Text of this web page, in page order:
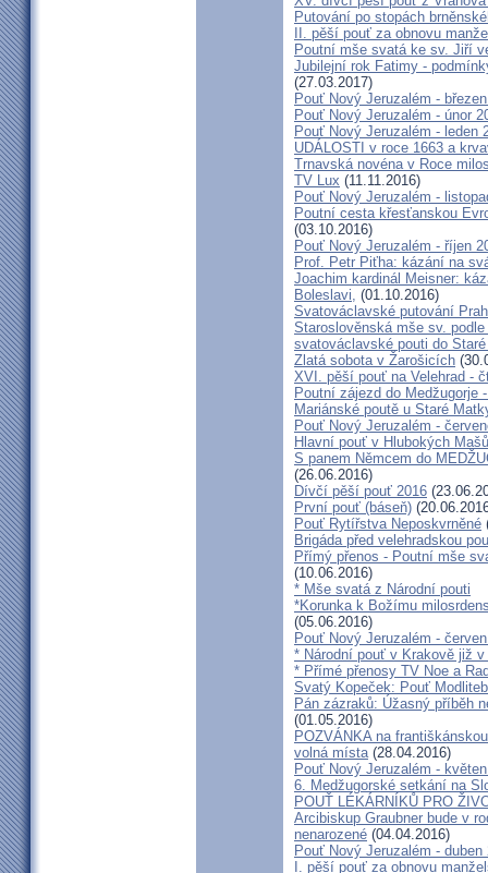
Putování po stopách
II. pěší pouť za obnovu
Poutní mše svatá ke sv. Jiří
Jubilejní rok Fatimy -
(27.03.2017)
Pouť Nový Jeruzalém -
Pouť Nový Jeruzalém - únor
Pouť Nový Jeruzalém - leden
UDÁLOSTI v roce 1663 a
Trnavská novéna v Roce
TV Lux (11.11.2016)
Pouť Nový Jeruzalém -
Poutní cesta křesťanskou
(03.10.2016)
Pouť Nový Jeruzalém - říjen
Prof. Petr Piťha: kázání na
Joachim kardinál Meisner:
Boleslavi, (01.10.2016)
Svatováclavské putování
Staroslověnská mše sv.
svatováclavské pouti do
Zlatá sobota v Žarošicích
XVI. pěší pouť na Velehrad -
Poutní zájezd do Medžugorje
Mariánské poutě u Staré
Pouť Nový Jeruzalém -
Hlavní pouť v Hlubokých
S panem Němcem do
(26.06.2016)
Dívčí pěší pouť 2016
První pouť (báseň)
Pouť Rytířstva Neposkvrněné
Brigáda před velehradskou
Přímý přenos - Poutní mše
(10.06.2016)
* Mše svatá z Národní pouti
*Korunka k Božímu
(05.06.2016)
Pouť Nový Jeruzalém -
* Národní pouť v Krakově již
* Přímé přenosy TV Noe a
Svatý Kopeček: Pouť
Pán zázraků: Úžasný příběh
(01.05.2016)
POZVÁNKA na
volná místa(28.04.2016)
Pouť Nový Jeruzalém -
6. Medžugorské setkání na
POUŤ LÉKÁRNÍKŮ PRO
Arcibiskup Graubner bude v
nenarozené (04.04.2016)
Pouť Nový Jeruzalém - duben
I. pěší pouť za obnovu